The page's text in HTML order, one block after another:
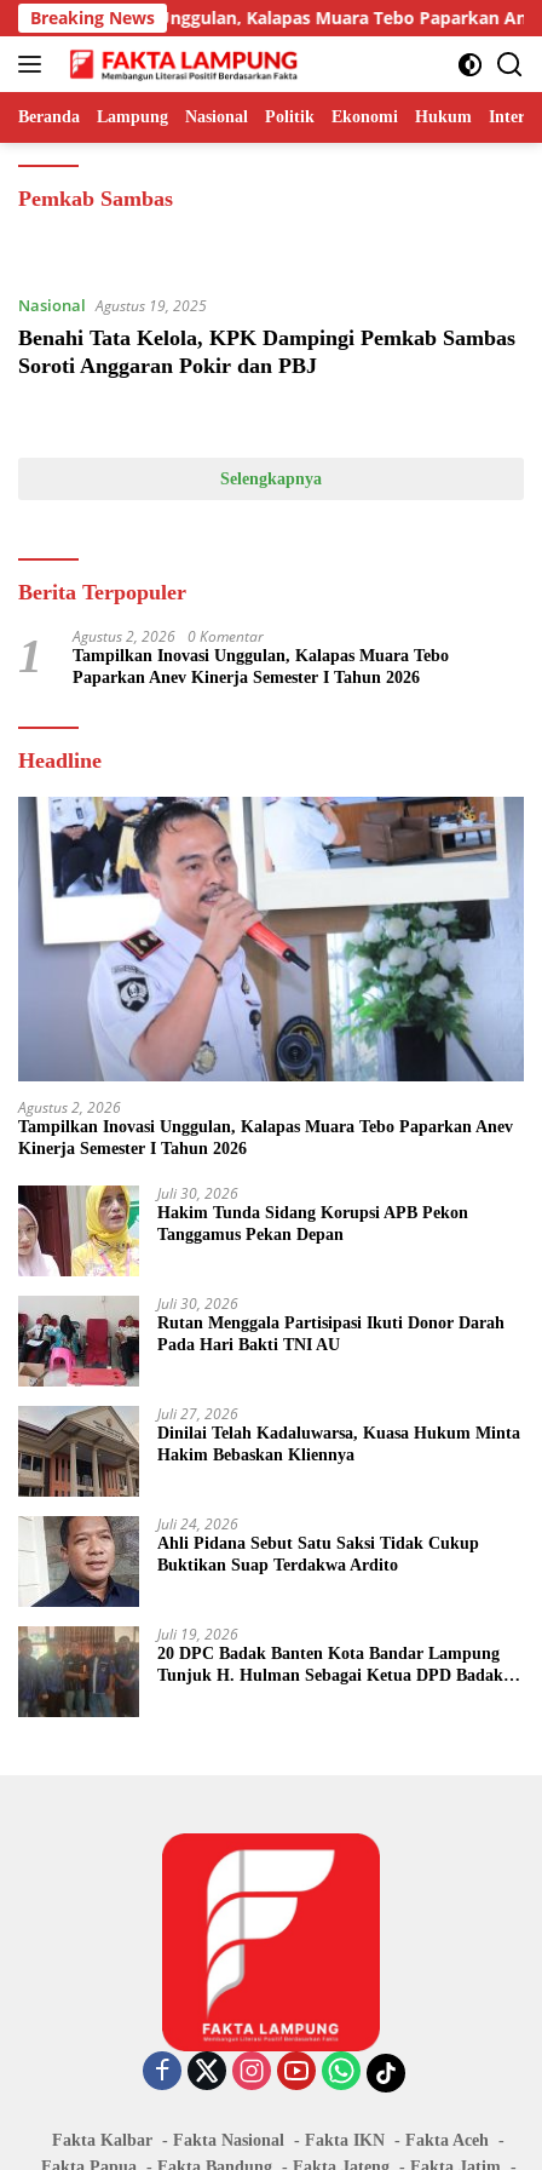
Langsung
ke
konten
Breaking News
Inovasi Unggulan, Kalapas Muara Tebo Paparkan Anev
Beranda Lampung Nasional Politik Ekonomi Hukum
Pemkab Sambas
Nasional Agustus 19, 2025
Benahi Tata Kelola, KPK Dampingi Pemkab Sambas
Soroti Anggaran Pokir dan PBJ
Selengkapnya
Berita Terpopuler
1 Agustus 2, 2026 0 Komentar
Tampilkan Inovasi Unggulan, Kalapas Muara Tebo
Paparkan Anev Kinerja Semester I Tahun 2026
Headline
Agustus 2, 2026
Tampilkan Inovasi Unggulan, Kalapas Muara Tebo Paparkan Anev
Kinerja Semester I Tahun 2026
Juli 30, 2026
Hakim Tunda Sidang Korupsi APB Pekon
Tanggamus Pekan Depan
Juli 30, 2026
Rutan Menggala Partisipasi Ikuti Donor Darah
Pada Hari Bakti TNI AU
Juli 27, 2026
Dinilai Telah Kadaluwarsa, Kuasa Hukum Minta
Hakim Bebaskan Kliennya
Juli 24, 2026
Ahli Pidana Sebut Satu Saksi Tidak Cukup
Buktikan Suap Terdakwa Ardito
Juli 19, 2026
20 DPC Badak Banten Kota Bandar Lampung
Tunjuk H. Hulman Sebagai Ketua DPD Badak
Fakta Kalbar Fakta Nasional Fakta IKN
Fakta Aceh